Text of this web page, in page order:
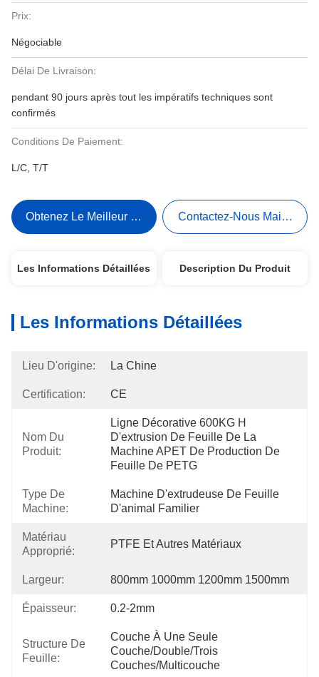
Prix:
Négociable
Délai De Livraison:
pendant 90 jours après tout les impératifs techniques sont
confirmés
Conditions De Paiement:
L/C, T/T
Obtenez Le Meilleur Prix Contactez-Nous Maintenant
Les Informations Détaillées Description Du Produit
Les Informations Détaillées
Lieu D'origine: La Chine
Certification: CE
Nom Du
Produit:
Ligne Décorative 600KG H
D'extrusion De Feuille De La
Machine APET De Production De
Feuille De PETG
Type De
Machine:
Machine D'extrudeuse De Feuille
D'animal Familier
Matériau
Approprié:
PTFE Et Autres Matériaux
Largeur: 800mm 1000mm 1200mm 1500mm
Épaisseur: 0.2-2mm
Structure De
Feuille:
Couche À Une Seule
Couche/double/trois
Couches/multicouche